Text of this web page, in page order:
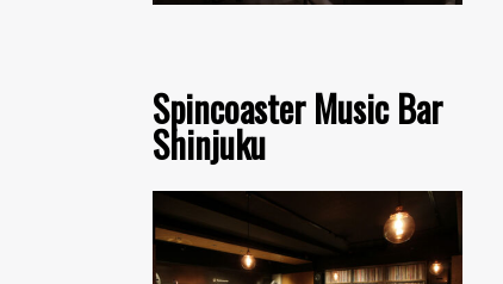
Spincoaster Music Bar
Shinjuku